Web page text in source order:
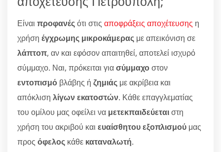
Είναι προφανέςότι στις αποφράξεις αποχέτευσης η
χρήση έγχρωμης μικροκάμερας με απεικόνιση σε
λάπτοπ, αν και εφόσον απαιτηθεί, αποτελεί ισχυρό
σύμμαχο. Ναι, πρόκειται γιασύμμαχοστον
εντοπισμό βλάβης ή ζημιάς με ακρίβεια και
απόκλιση λίγων εκατοστών. Κάθε επαγγλεματίας
του ομίλου μας οφείλει να μετεκπαιδεύεταιστη
χρήση του ακριβού και ευαίσθητου εξοπλισμού μας
προς όφελος κάθε καταναλωτή.